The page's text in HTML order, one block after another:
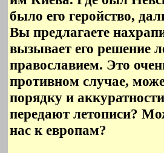
было его геройство,
Вы предлагаете
вызывает его решение
православием. Это
противном случае,
порядку и
передают летописи?
нас к европам?